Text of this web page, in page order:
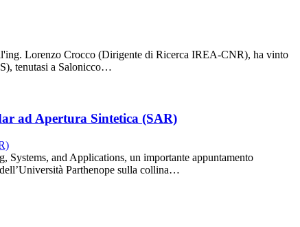
Lorenzo Crocco (Dirigente di Ricerca IREA-CNR), ha vinto
tenutasi a Salonicco…
ad Apertura Sintetica (SAR)
and Applications, un importante appuntamento
Parthenope sulla collina…